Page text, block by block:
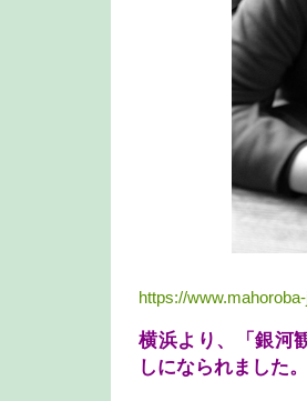
https://
横浜より、「銀河
しになられました。